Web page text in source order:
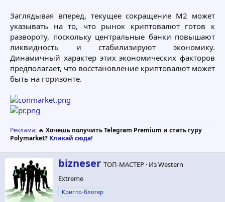
Заглядывая вперед, текущее сокращение M2 может
указывать на то, что рынок криптовалют готов к
развороту, поскольку центральные банки повышают
ликвидность и стабилизируют экономику.
Динамичный характер этих экономических факторов
предполагает, что восстановление криптовалют может
быть на горизонте.
Реклама: 🔥 Хочешь получить Telegram Premium и стать гуру
Polymarket? Кликай сюда!
А
в
т
о
р
bizneser ТОП-МАСТЕР · ИзWestern
Extreme
Крипто-блогер